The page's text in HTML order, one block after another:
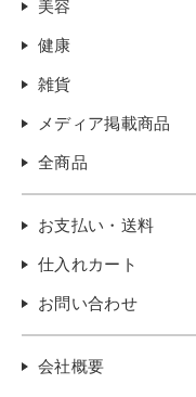
美容
健康
雑貨
メディア掲載商品
全商品
お支払い・送料
仕入れカート
お問い合わせ
会社概要